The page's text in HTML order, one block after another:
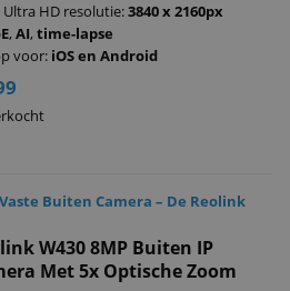
Ultra HD resolutie:3840 x 2160px
, AI, time-lapse
voor: iOS en Android
Buiten Camera – De Reolink
W430 8MP Buiten IP
Met 5x Optische Zoom